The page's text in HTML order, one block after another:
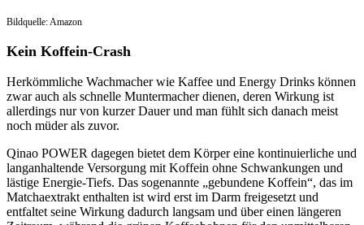
Bildquelle: Amazon
Kein Koffein-Crash
Herkömmliche Wachmacher wie Kaffee und Energy Drinks können
zwar auch als schnelle Muntermacher dienen, deren Wirkung ist
allerdings nur von kurzer Dauer und man fühlt sich danach meist
noch müder als zuvor.
Qinao POWER dagegen bietet dem Körper eine kontinuierliche und
langanhaltende Versorgung mit Koffein ohne Schwankungen und
lästige Energie-Tiefs. Das sogenannte „gebundene Koffein“, das im
Matchaextrakt enthalten ist wird erst im Darm freigesetzt und
entfaltet seine Wirkung dadurch langsam und über einen längeren